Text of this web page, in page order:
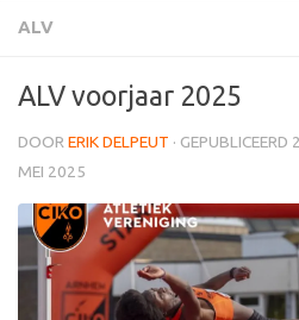
ALV
ALV voorjaar 2025
DOOR ERIK DELPEUT · GEPUBLICEERD
MEI 2025